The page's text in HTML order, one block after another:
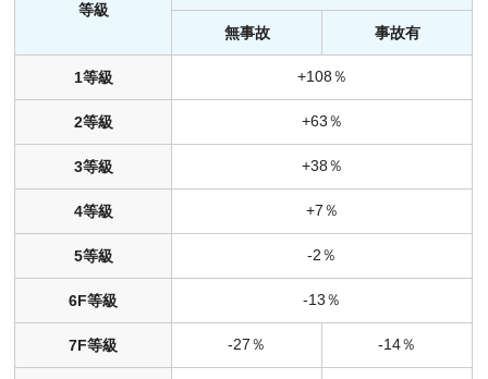
等級
無事故 事故有
1等級 +108％
2等級 +63％
3等級 +38％
4等級 +7％
5等級 -2％
6F等級 -13％
7F等級 -27％ -14％